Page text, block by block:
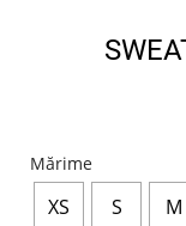
Mărime
XS S M